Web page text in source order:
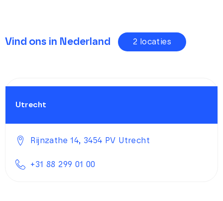
Vind ons in Nederland 2 locaties
Utrecht
Rijnzathe 14, 3454 PV Utrecht
+31 88 299 01 00